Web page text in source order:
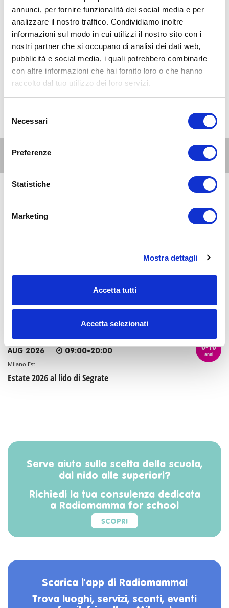
annunci, per fornire funzionalità dei social media e per
analizzare il nostro traffico. Condividiamo inoltre
informazioni sul modo in cui utilizzi il nostro sito con i
nostri partner che si occupano di analisi dei dati web,
pubblicità e social media, i quali potrebbero combinarle
con altre informazioni che hai fornito loro o che hanno
raccolto dal tuo utilizzo dei loro servizi.
delNecessari
Preferenze
Statistiche
Marketing
Mostra dettagli
Accetta tutti
Accetta selezionati
Altri eventi per questa età
Zona 1 - Centro storico
vicino Totoro
anni
8
Al David Lloyd Malaspina: le piscine all'aperto
6-10
8
AUG 2026 09:00-20:00
Milano Est
Estate 2026 al lido di Segrate
6-10
anni
Serve aiuto sulla scelta della scuola,
dal nido alle superiori?
Richiedi la tua consulenza dedicata
a Radiomamma for school
SCOPRI
Scarica l'app di Radiomamma!
Trova luoghi, servizi, sconti, eventi